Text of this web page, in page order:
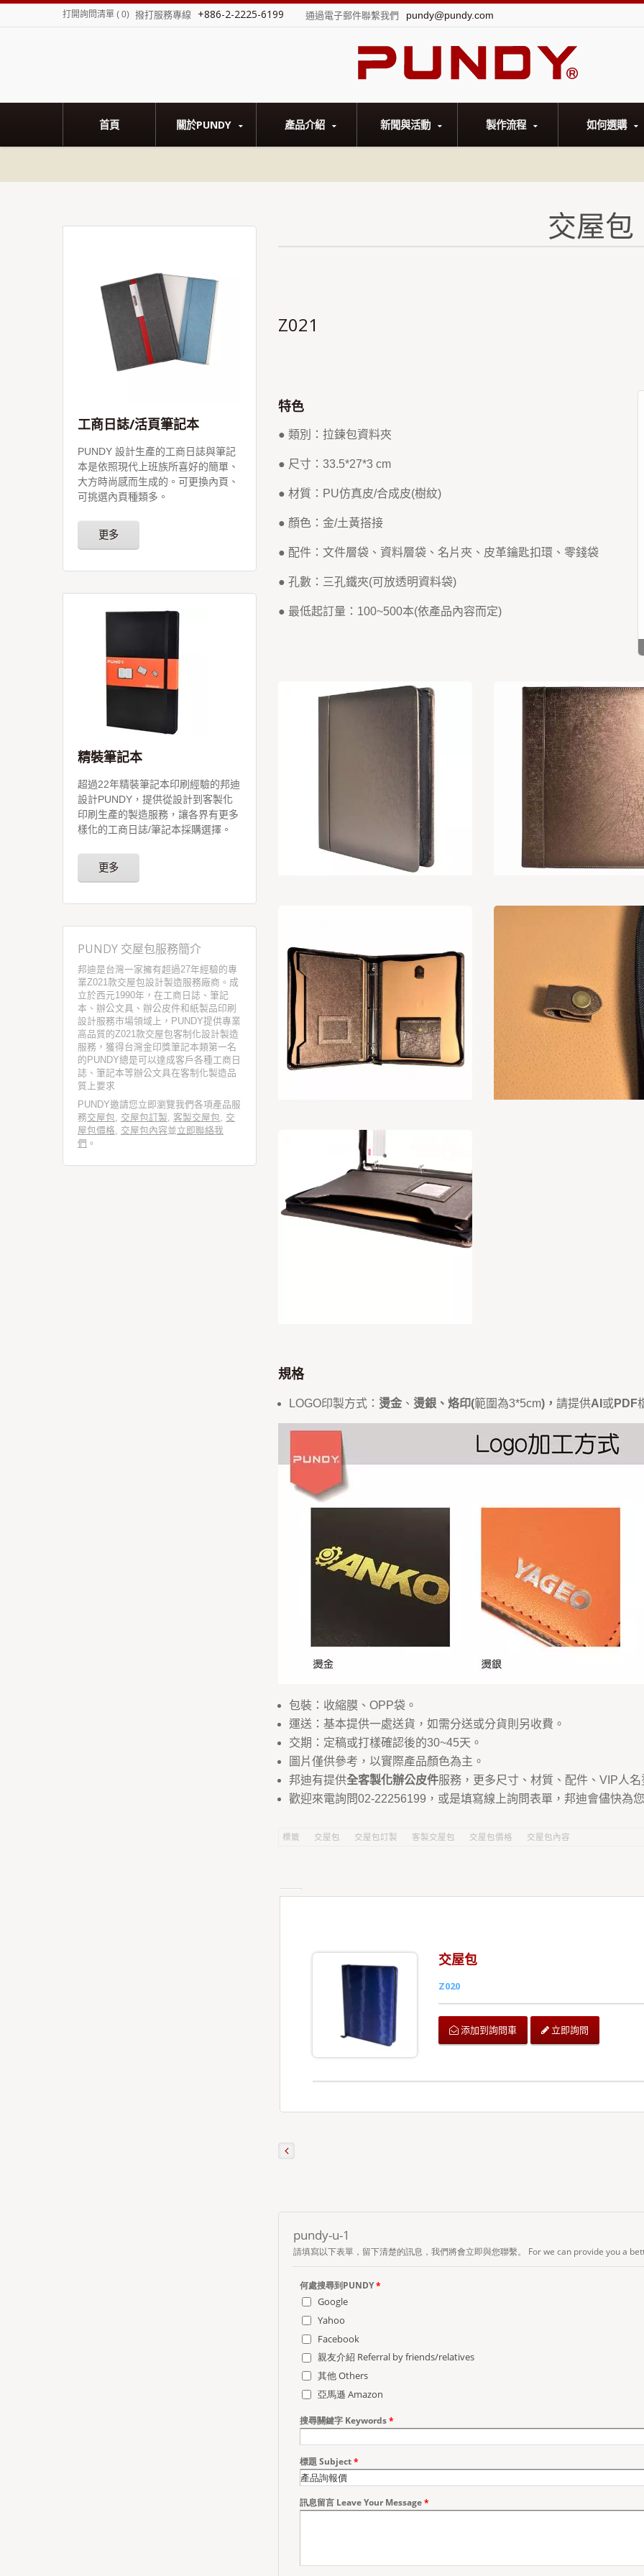
打開詢問清單 ( 0) 撥打服務專線 +886-2-2225-6199 通過電子郵件聯繫我們 pundy@pundy.com
首頁 關於PUNDY 產品介紹 新聞與活動 製作流程 如何選購
工商日誌/活頁筆記本
PUNDY 設計生產的工商日誌與筆記
本是依照現代上班族所喜好的簡單、
大方時尚感而生成的。可更換內頁、
可挑選內頁種類多。
更多
精裝筆記本
超過22年精裝筆記本印刷經驗的邦迪
設計PUNDY，提供從設計到客製化
印刷生產的製造服務，讓各界有更多
樣化的工商日誌/筆記本採購選擇。
更多
PUNDY 交屋包服務簡介
邦迪是台灣一家擁有超過27年經驗的專
業Z021款交屋包設計製造服務廠商。成
立於西元1990年，在工商日誌、筆記
本、辦公文具、辦公皮件和紙製品印刷
設計服務市場領域上，PUNDY提供專業
高品質的Z021款交屋包客制化設計製造
服務，獲得台灣金印獎筆記本類第一名
的PUNDY總是可以達成客戶各種工商日
誌、筆記本等辦公文具在客制化製造品
質上要求
PUNDY邀請您立即瀏覽我們各項產品服
務交屋包, 交屋包訂製, 客製交屋包, 交
屋包價格, 交屋包內容並立即聯絡我
們 。
交屋包
Z021
特色
● 類別：拉鍊包資料夾
● 尺寸：33.5*27*3 cm
● 材質：PU仿真皮/合成皮(樹紋)
● 顏色：金/土黃搭接
● 配件：文件層袋、資料層袋、名片夾、皮革鑰匙扣環、零錢袋
● 孔數：三孔鐵夾(可放透明資料袋)
● 最低起訂量：100~500本(依產品內容而定)
規格
LOGO印製方式： 燙金 、 燙銀、烙印(範圍為3*5cm)， 請提供AI 或PDF
包裝：收縮膜、OPP袋。
運送：基本提供一處送貨，如需分送或分貨則另收費。
交期：定稿或打樣確認後的30~45天。
圖片僅供參考，以實際產品顏色為主。
邦迪有提供全客製化辦公皮件服務，更多尺寸、材質、配件、VIP人
歡迎來電詢問02-22256199，或是填寫線上詢問表單，邦迪會儘快為
標籤 交屋包 交屋包訂製 客製交屋包 交屋包價格 交屋包內容
交屋包
Z020
添加到詢問車 立即詢問